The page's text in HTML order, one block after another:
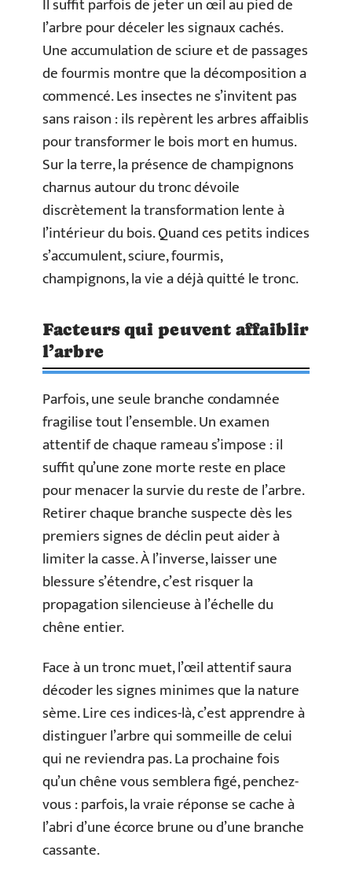
l’arbre pour déceler les signaux cachés.
Une accumulation de sciure et de passages
de fourmis montre que la décomposition a
commencé. Les insectes ne s’invitent pas
sans raison : ils repèrent les arbres affaiblis
pour transformer le bois mort en humus.
Sur la terre, la présence de champignons
charnus autour du tronc dévoile
discrètement la transformation lente à
l’intérieur du bois. Quand ces petits indices
s’accumulent, sciure, fourmis,
champignons, la vie a déjà quitté le tronc.
Facteurs qui peuvent affaiblir
l’arbre
Parfois, une seule branche condamnée
fragilise tout l’ensemble. Un examen
attentif de chaque rameau s’impose : il
suffit qu’une zone morte reste en place
pour menacer la survie du reste de l’arbre.
Retirer chaque branche suspecte dès les
premiers signes de déclin peut aider à
limiter la casse. À l’inverse, laisser une
blessure s’étendre, c’est risquer la
propagation silencieuse à l’échelle du
chêne entier.
Face à un tronc muet, l’œil attentif saura
décoder les signes minimes que la nature
sème. Lire ces indices-là, c’est apprendre à
distinguer l’arbre qui sommeille de celui
qui ne reviendra pas. La prochaine fois
qu’un chêne vous semblera figé, penchez-
vous : parfois, la vraie réponse se cache à
l’abri d’une écorce brune ou d’une branche
cassante.